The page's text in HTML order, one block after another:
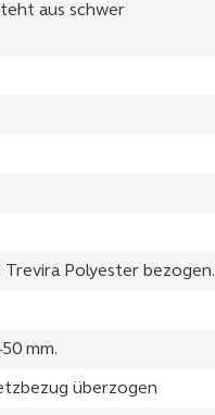
aus schwer
Polyester bezogen.
mm.
überzogen